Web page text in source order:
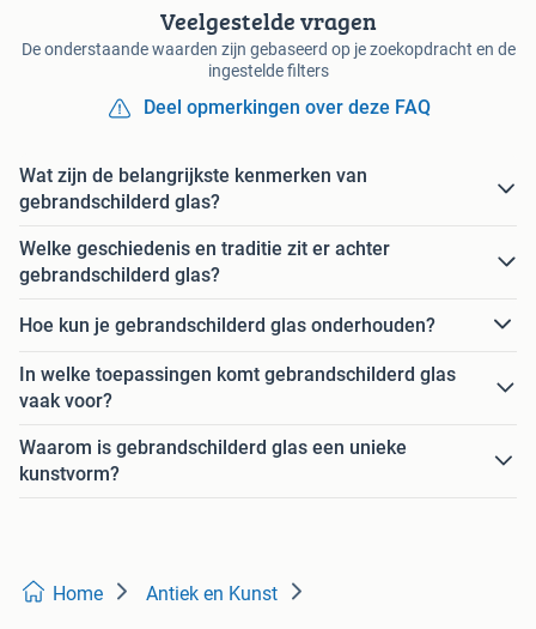
Veelgestelde vragen
De onderstaande waarden zijn gebaseerd op je zoekopdracht en de
ingestelde filters
Deel opmerkingen over deze FAQ
Wat zijn de belangrijkste kenmerken van
gebrandschilderd glas?
Welke geschiedenis en traditie zit er achter
gebrandschilderd glas?
Hoe kun je gebrandschilderd glas onderhouden?
In welke toepassingen komt gebrandschilderd glas
vaak voor?
Waarom is gebrandschilderd glas een unieke
kunstvorm?
Home Antiek en Kunst